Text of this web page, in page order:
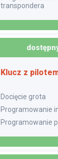
transpondera
Klucz z
Docięcie grota
Programowanie
Programowanie